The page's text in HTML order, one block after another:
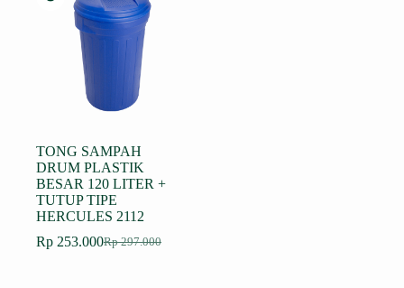
TONG SAMPAH
DRUM PLASTIK
BESAR 120 LITER +
TUTUP TIPE
HERCULES 2112
Rp297.000
Harga
Rp 253.000Harga